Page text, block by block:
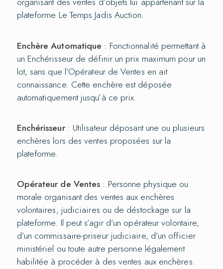
plateforme Le Temps Jadis Auction.
Enchère Automatique : Fonctionnalité permettant à
un Enchérisseur de définir un prix maximum pour un
lot, sans que l’Opérateur de Ventes en ait
connaissance. Cette enchère est déposée
automatiquement jusqu’à ce prix.
Enchérisseur: Utilisateur déposant une ou plusieurs
enchères lors des ventes proposées sur la
plateforme.
Opérateur de Ventes : Personne physique ou
morale organisant des ventes aux enchères
volontaires, judiciaires ou de déstockage sur la
plateforme. Il peut s’agir d’un opérateur volontaire,
d’un commissaire-priseur judiciaire, d’un officier
ministériel ou toute autre personne légalement
habilitée à procéder à des ventes aux enchères.